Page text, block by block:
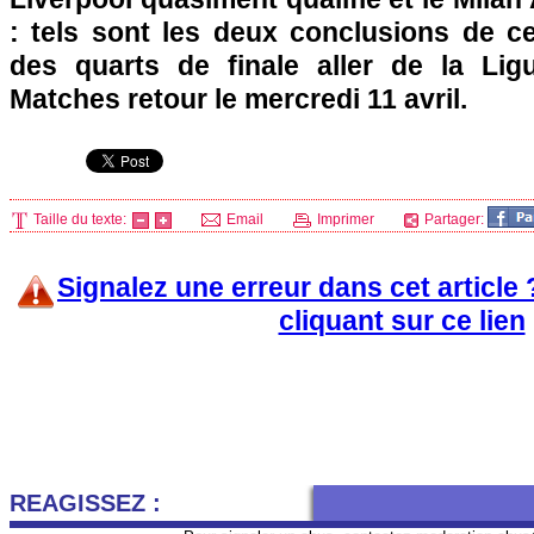
: tels sont les deux conclusions de
des quarts de finale aller de la
Matches retour le mercredi 11 avril.
Taille du texte: Email Imprimer Partager:
Signalez une erreur dans cet article
cliquant sur ce lien
REAGISSEZ :